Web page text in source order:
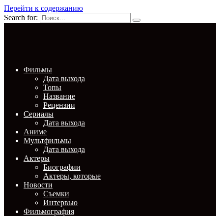
Перейти к содержанию
Search for:
Фильмы
Дата выхода
Топы
Название
Рецензии
Сериалы
Дата выхода
Аниме
Мультфильмы
Дата выхода
Актеры
Биографии
Актеры, которые
Новости
Съемки
Интервью
Фильмография